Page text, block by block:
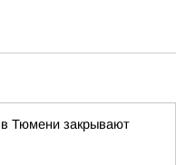
в Тюмени закрывают